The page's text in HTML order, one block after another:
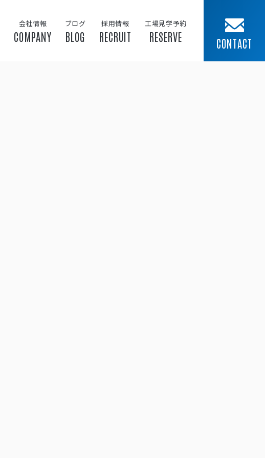
会社情報
COMPANY
ブログ
BLOG
採用情報
RECRUIT
工場見学予約
RESERVE CONTACT